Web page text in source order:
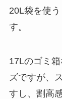
20L袋を使
す。
17Lのゴミ
ズですが、
すし、割高